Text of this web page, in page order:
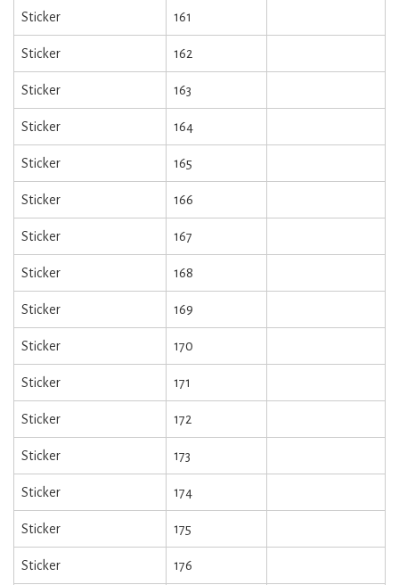
Sticker 161
Sticker 162
Sticker 163
Sticker 164
Sticker 165
Sticker 166
Sticker 167
Sticker 168
Sticker 169
Sticker 170
Sticker 171
Sticker 172
Sticker 173
Sticker 174
Sticker 175
Sticker 176